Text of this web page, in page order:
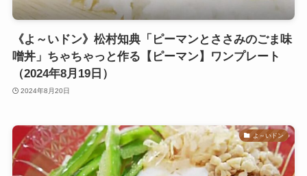
《よ～いドン》松村知典「ピーマンとささみのごま味
噌丼」ちゃちゃっと作る【ピーマン】ワンプレート
（2024年8月19日）
2024年8月20日
よ～いドン